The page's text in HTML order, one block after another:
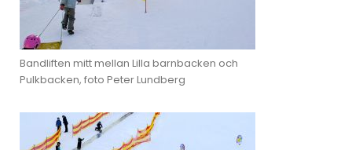
Bandliften mitt mellan Lilla barnbacken och
Pulkbacken, foto Peter Lundberg